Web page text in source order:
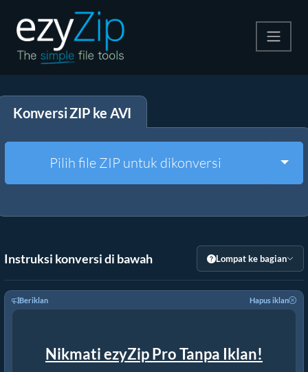
Ekstrak
Alat Lainnya
Konversi ZIP ke AVI
Pilih file ZIP untuk dikonversi
Instruksi konversi di bawah Lompat ke bagian
Beriklan Hapus iklan
Nikmati ezyZip Pro Tanpa Iklan!